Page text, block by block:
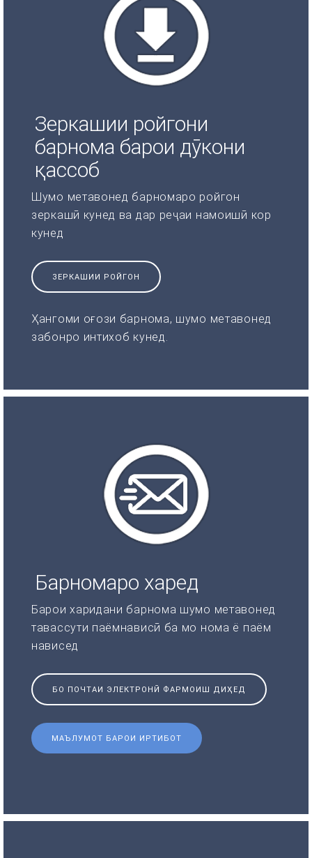
Зеркашии ройгони
барнома барои дӯкони
қассоб
Шумо метавонед барномаро ройгон
зеркашӣ кунед ва дар реҷаи намоишӣ кор
кунед
ЗЕРКАШИИ РОЙГОН
Ҳангоми оғози барнома, шумо метавонед
забонро интихоб кунед.
Барномаро харед
Барои харидани барнома шумо метавонед
тавассути паёмнависӣ ба мо нома ё паём
нависед
БО ПОЧТАИ ЭЛЕКТРОНӢ ФАРМОИШ ДИҲЕД
МАЪЛУМОТ БАРОИ ИРТИБОТ